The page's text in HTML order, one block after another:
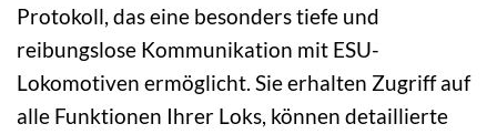
Protokoll, das eine besonders tiefe und
reibungslose Kommunikation mit ESU-
Lokomotiven ermöglicht. Sie erhalten Zugriff auf
alle Funktionen Ihrer Loks, können detaillierte